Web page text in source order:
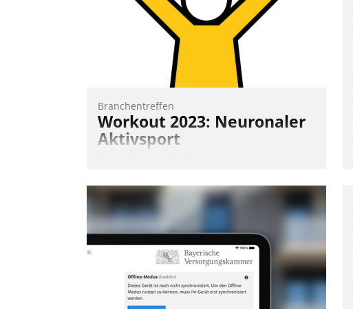
Nadja Hußmann
Branchentreffen
Workout 2023: Neuronaler
Aktivsport
aktiv und sammelten methodisch
Vernetzungsideen fürs Quartier.
Dazwischen zeigte Datatrain, was es
Neues zu bieten hat.